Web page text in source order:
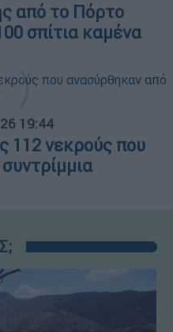
από το Πόρτο
σπίτια καμένα
19:44
112 νεκρούς που